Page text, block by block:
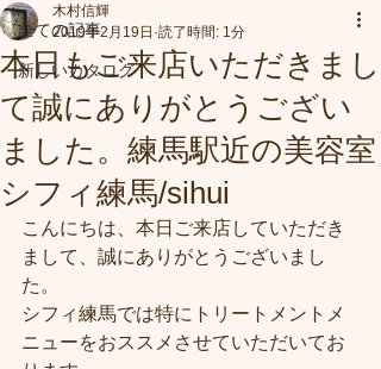
全ての記事
新しいカタログ
本日もご来店いただきまし
て誠にありがとうござい
ました。練馬駅近の美容室
シフィ練馬/sihui
木村信輝
2019年2月19日 読了時間: 1分
こんにちは、本日ご来店していただき
まして、誠にありがとうございまし
た。
シフィ練馬では特にトリートメントメ
ニューをおススメさせていただいてお